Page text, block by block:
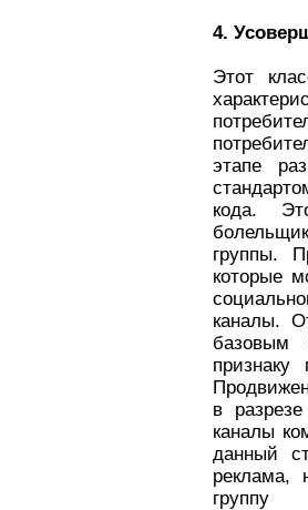
4.
Этот
этапе
кода.
группы.
которые
каналы.
базовым
признаку
в
каналы
данный
реклама,
группу